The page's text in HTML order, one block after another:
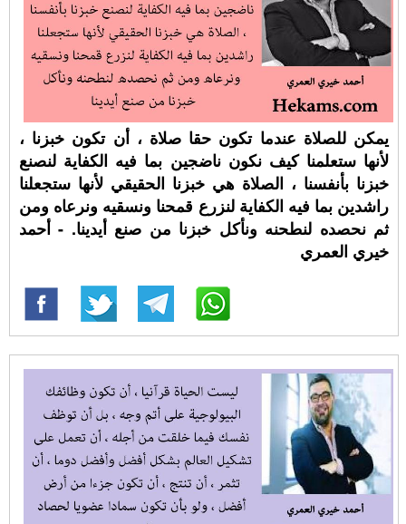
يمكن للصلاة عندما تكون حقا صلاة ، أن تكون خبزنا ،
لأنها ستعلمنا كيف نكون ناضجين بما فيه الكفاية لنصنع
خبزنا بأنفسنا ، الصلاة هي خبزنا الحقيقي لأنها ستجعلنا
راشدين بما فيه الكفاية لنزرع قمحنا ونسقيه ونرعاه ومن
ثم نحصده لنطحنه ونأكل خبزنا من صنع أيدينا. - أحمد
خيري العمري